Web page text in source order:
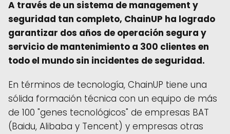
A través de un sistema de management y
seguridad tan completo, ChainUP ha logrado
garantizar dos años de operación segura y
servicio de mantenimiento a 300 clientes en
todo el mundo sin incidentes de seguridad.
En términos de tecnología, ChainUP tiene una
sólida formación técnica con un equipo de más
de 100 "genes tecnológicos" de empresas BAT
(Baidu, Alibaba y Tencent) y empresas otras